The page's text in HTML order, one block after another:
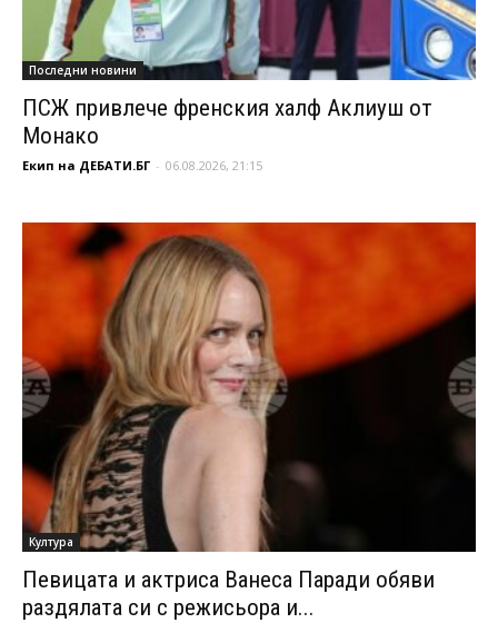
Последни новини
ПСЖ привлече френския халф Аклиуш от
Монако
Екип на ДЕБАТИ.БГ - 06.08.2026, 21:15
Култура
Певицата и актриса Ванеса Паради обяви
раздялата си с режисьора и...